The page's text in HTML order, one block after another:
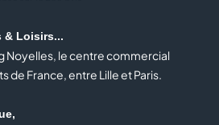
& Loisirs...
Noyelles, le centre commercial
de France, entre Lille et Paris.